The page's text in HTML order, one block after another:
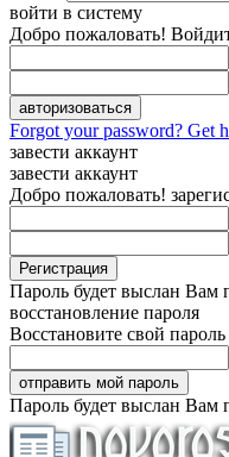
войти в систему
Добро пожаловать!
Forgot your password? Get
завести аккаунт
завести аккаунт
Добро пожаловать!
Пароль будет выслан Вам
восстановление пароля
Восстановите свой пароль
Пароль будет выслан Вам